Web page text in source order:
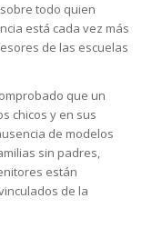
todo quien
está cada vez más
de las escuelas
que un
chicos y en sus
de modelos
sin padres,
están
de la